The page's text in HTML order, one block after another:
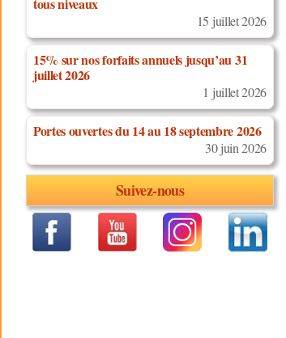
janvier 2021
Salsa Cubaine
Niveau: Intermédiaires
Description:
Tombé,
crochet
Discipline:Bachata
Niveau: Débutants
15 juillet 2026
15% sur nos forfaits annuels jusqu’au 31
juillet 2026
1 juillet 2026
Portes ouvertes du 14 au 18 septembre 2026
30 juin 2026
Suivez-nous